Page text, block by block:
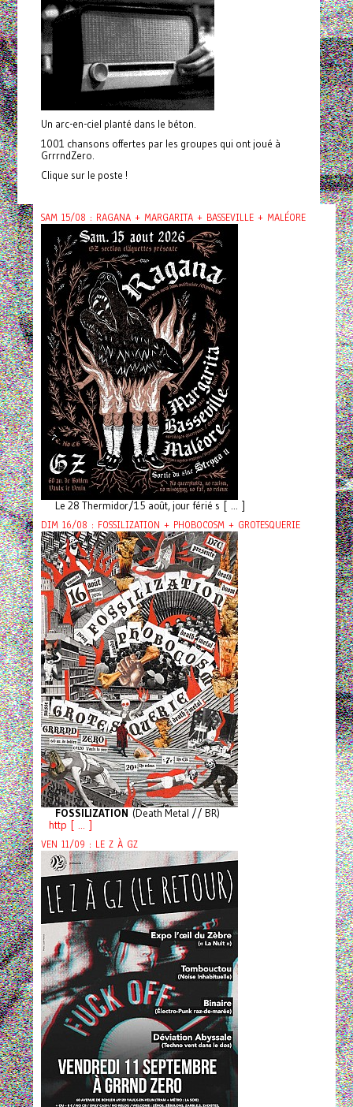
Un arc-en-ciel planté dans le béton.
1001 chansons offertes par les groupes qui ont joué à
GrrrndZero.
Clique sur le poste !
SAM 15/08 : RAGANA + MARGARITA + BASSEVILLE + MALÉORE
Le 28 Thermidor/15 août, jour férié s [ ... ]
DIM 16/08 : FOSSILIZATION + PHOBOCOSM + GROTESQUERIE
FOSSILIZATION (Death Metal // BR)
http [ ... ]
VEN 11/09 : LE Z À GZ